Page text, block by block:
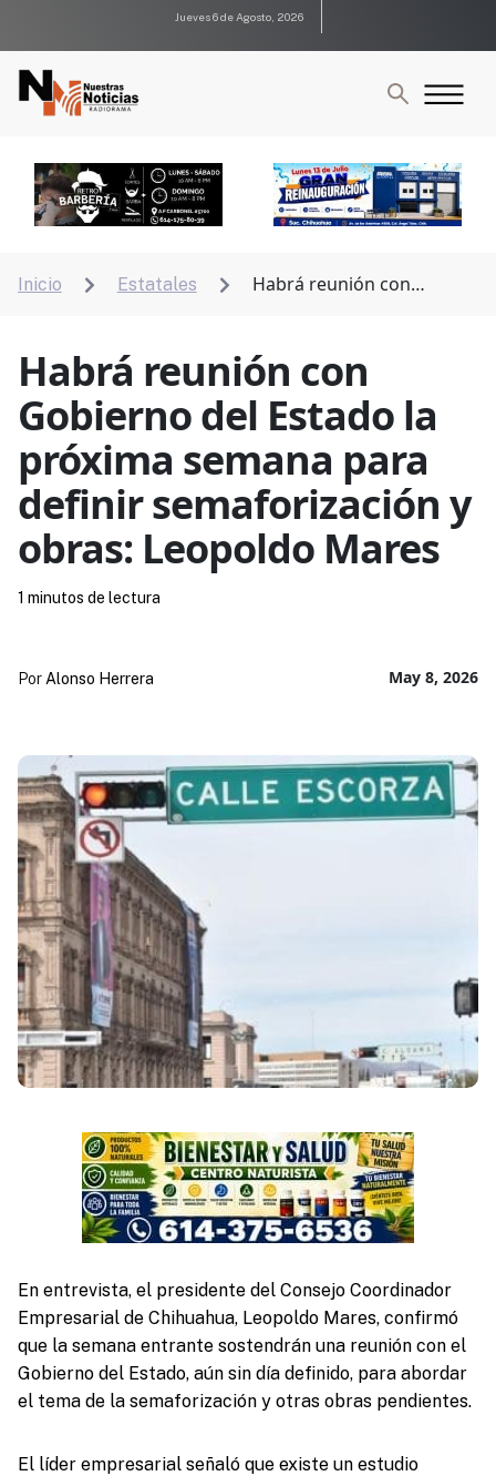
Jueves 6 de Agosto, 2026
Inicio  Estatales 
Habrá reunión con
Habrá reunión con
Gobierno del Estado la
próxima semana para
definir semaforización y
obras: Leopoldo Mares
May 8, 2026
Por Alonso Herrera
1 minutos de lectura
En entrevista, el presidente del Consejo Coordinador
Empresarial de Chihuahua, Leopoldo Mares, confirmó
que la semana entrante sostendrán una reunión con el
Gobierno del Estado, aún sin día definido, para abordar
el tema de la semaforización y otras obras pendientes.
El líder empresarial señaló que existe un estudio